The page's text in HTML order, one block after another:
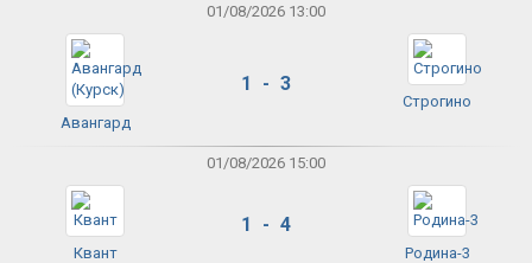
01/08/2026 13:00
Авангард
1 - 3
Строгино
01/08/2026 15:00
Квант
1 - 4
Родина-3